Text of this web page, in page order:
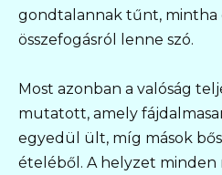
gondtalannak tűnt, mintha
összefogásról lenne szó.
Most azonban a valóság
mutatott, amely
egyedül ült, míg mások
ételéből. A helyzet minden